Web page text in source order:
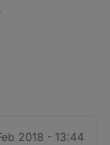
2018 - 13:44